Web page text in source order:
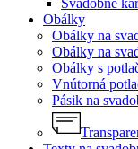
Svadobné
Obálky
Obálky na
Obálky na
Obálky s
Vnútorná
Pásik na